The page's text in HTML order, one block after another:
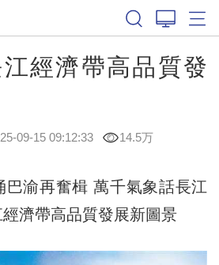
經濟帶高品質發
09-15 09:12:33 14.5万
渝再奮楫 萬千氣象話長江
濟帶高品質發展新圖景